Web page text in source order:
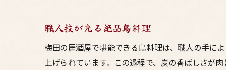
職人技が光る絶品鳥料理
梅田の居酒屋で堪能できる鳥料理は、職人の手に
上げられています。この過程で、炭の香ばしさが